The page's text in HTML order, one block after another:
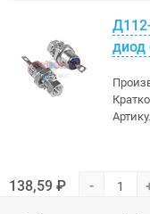
диод
138,59 ₽ -